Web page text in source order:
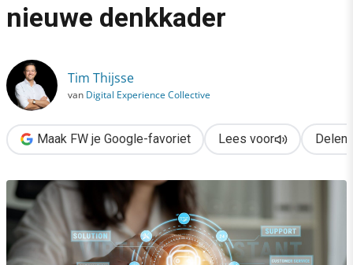
AI Act legt blinde vlek van CX bloot. Gebruik dit nieuwe
nieuwe denkkader
Tim Thijsse
van Digital Experience Collective
Maak FW je Google-favoriet Lees voor Delen